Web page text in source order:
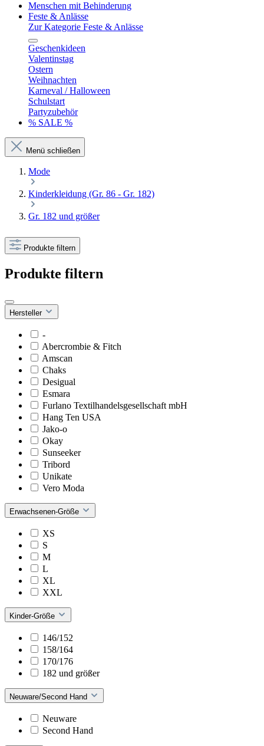
Menschen mit Behinderung
Feste & Anlässe
Zur Kategorie Feste & Anlässe
Geschenkideen
Valentinstag
Ostern
Weihnachten
Karneval / Halloween
Schulstart
Partyzubehör
% SALE %
Menü schließen
Mode
Kinderkleidung (Gr. 86 - Gr. 182)
Gr. 182 und größer
Produkte filtern
Produkte filtern
Hersteller
-
Abercrombie & Fitch
Amscan
Chaks
Desigual
Esmara
Furlano Textilhandelsgesellschaft mbH
Hang Ten USA
Jako-o
Okay
Sunseeker
Tribord
Unikate
Vero Moda
Erwachsenen-Größe
XS
S
M
L
XL
XXL
Kinder-Größe
146/152
158/164
170/176
182 und größer
Neuware/Second Hand
Neuware
Second Hand